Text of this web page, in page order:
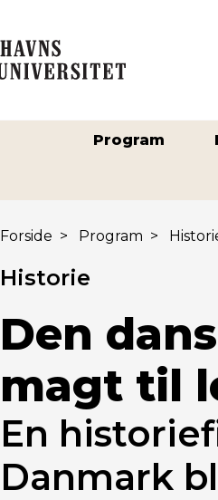
Program
Forside > Program >
Historie
Den
magt til
En
Danmark